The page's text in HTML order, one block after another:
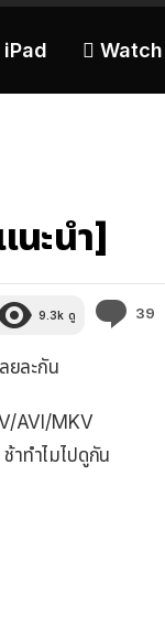
iPad  Watch
ะนำ]
9.3k ดู 39
ยละกัน
AVI/MKV
าทำไมไปดูกัน